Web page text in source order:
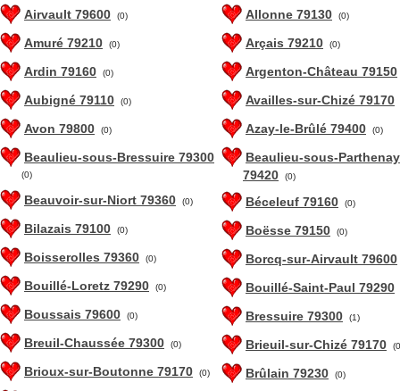
Airvault 79600 (0)
Amuré 79210 (0)
Ardin 79160 (0)
Aubigné 79110 (0)
Avon 79800 (0)
Beaulieu-sous-Bressuire 79300
(0)
Beauvoir-sur-Niort 79360 (0)
Bilazais 79100 (0)
Boisserolles 79360 (0)
Bouillé-Loretz 79290 (0)
Boussais 79600 (0)
Breuil-Chaussée 79300 (0)
Brioux-sur-Boutonne 79170 (0)
Allonne 79130 (0)
Arçais 79210 (0)
Argenton-Château 79150
Availles-sur-Chizé 79170
Azay-le-Brûlé 79400
(0)
Beaulieu-sous-Parthenay
79420
(0)
Béceleuf 79160 (0)
Boësse 79150 (0)
Borcq-sur-Airvault 79600
Bouillé-Saint-Paul 79290
Bressuire 79300
(1)
Brieuil-sur-Chizé 79170
Brûlain 79230 (0)